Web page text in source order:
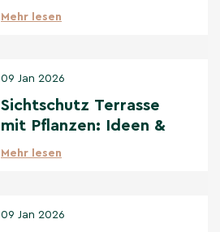
Optionen
Mehr lesen
09 Jan 2026
Sichtschutz Terrasse
mit Pflanzen: Ideen &
beste Bäume
Mehr lesen
09 Jan 2026